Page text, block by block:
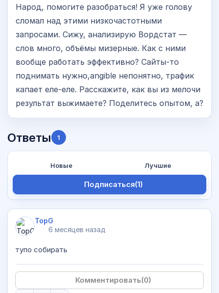
Народ, помогите разобраться! Я уже голову
сломал над этими низкочастотными
запросами. Сижу, анализирую Вордстат —
слов много, объёмы мизерные. Как с ними
вообще работать эффективно? Сайты-то
поднимать нужно,angible непонятно, трафик
капает еле-еле. Расскажите, как вы из мелочи
результат выжимаете? Поделитесь опытом, а?
Ответы 1
Новые Лучшие
Подписаться(1)
TopG
6 месяцев назад
тупо собирать
Комментировать(0)